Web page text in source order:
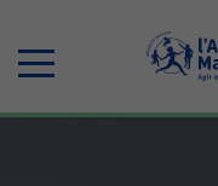
au
contenu
Menu